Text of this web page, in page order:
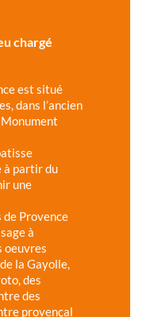
chargé
est situé
dans l’ancien
à partir du
une
de Provence
à
oeuvres
la Gayolle,
des
des
provençal